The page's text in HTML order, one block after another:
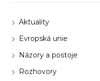
Aktuality
Evropská unie
Názory a postoje
Rozhovory